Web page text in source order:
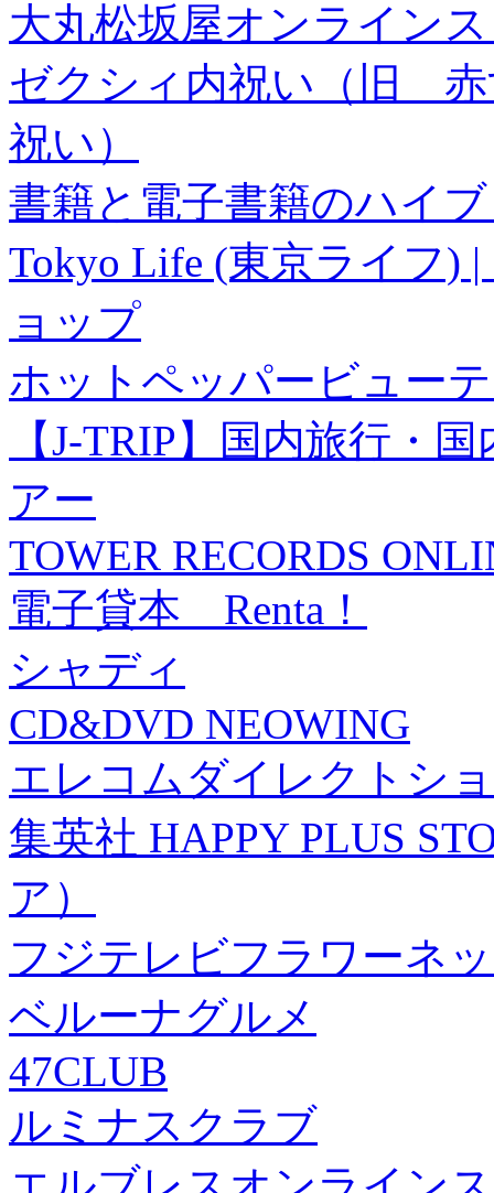
大丸松坂屋オンライン
ゼクシィ内祝い（旧 赤
祝い）
書籍と電子書籍のハイ
Tokyo Life (東京ライフ)
ョップ
ホットペッパービュー
【J-TRIP】国内旅行・
アー
TOWER RECORDS
電子貸本 Renta！
シャディ
CD&DVD NEOWING
エレコムダイレクトシ
集英社 HAPPY PLUS
ア）
フジテレビフラワーネ
ベルーナグルメ
47CLUB
ルミナスクラブ